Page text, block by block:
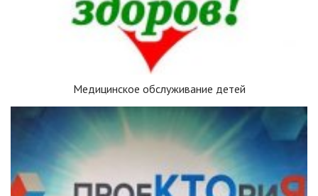
Медицинское обслуживание детей